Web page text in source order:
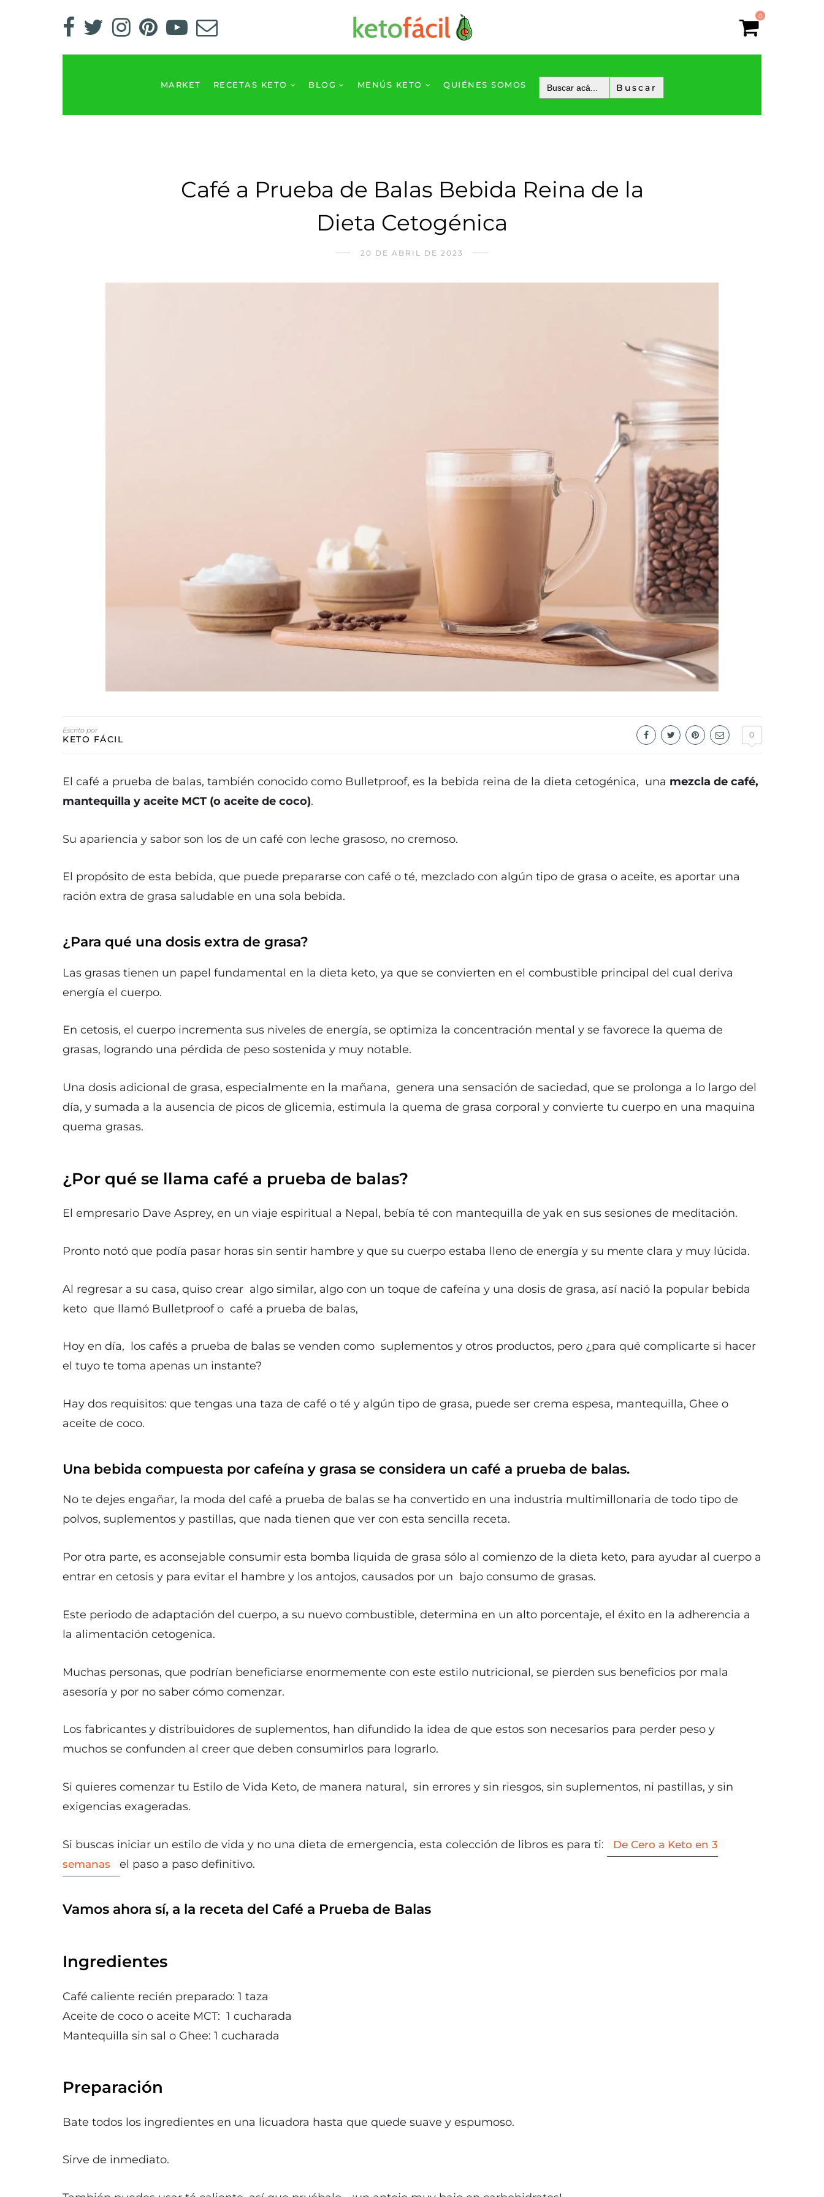
0
MARKET RECETAS KETO BLOG MENÚS KETO QUIÉNES SOMOS
Café a Prueba de Balas Bebida Reina de la
Dieta Cetogénica
20 DE ABRIL DE 2023
Escrito por
KETO FÁCIL 0
El café a prueba de balas, también conocido como Bulletproof, es la bebida reina de la dieta cetogénica, una mezcla de café,
mantequilla y aceite MCT (o aceite de coco).
Su apariencia y sabor son los de un café con leche grasoso, no cremoso.
El propósito de esta bebida, que puede prepararse con café o té, mezclado con algún tipo de grasa o aceite, es aportar una
ración extra de grasa saludable en una sola bebida.
¿Para qué una dosis extra de grasa?
Las grasas tienen un papel fundamental en la dieta keto, ya que se convierten en el combustible principal del cual deriva
energía el cuerpo.
En cetosis, el cuerpo incrementa sus niveles de energía, se optimiza la concentración mental y se favorece la quema de
grasas, logrando una pérdida de peso sostenida y muy notable.
Una dosis adicional de grasa, especialmente en la mañana, genera una sensación de saciedad, que se prolonga a lo largo del
día, y sumada a la ausencia de picos de glicemia, estimula la quema de grasa corporal y convierte tu cuerpo en una maquina
quema grasas.
¿Por qué se llama café a prueba de balas?
El empresario Dave Asprey, en un viaje espiritual a Nepal, bebía té con mantequilla de yak en sus sesiones de meditación.
Pronto notó que podía pasar horas sin sentir hambre y que su cuerpo estaba lleno de energía y su mente clara y muy lúcida.
Al regresar a su casa, quiso crear algo similar, algo con un toque de cafeína y una dosis de grasa, así nació la popular bebida
keto que llamó Bulletproof o café a prueba de balas,
Hoy en día, los cafés a prueba de balas se venden como suplementos y otros productos, pero ¿para qué complicarte si hacer
el tuyo te toma apenas un instante?
Hay dos requisitos: que tengas una taza de café o té y algún tipo de grasa, puede ser crema espesa, mantequilla, Ghee o
aceite de coco.
Una bebida compuesta por cafeína y grasa se considera un café a prueba de balas.
No te dejes engañar, la moda del café a prueba de balas se ha convertido en una industria multimillonaria de todo tipo de
polvos, suplementos y pastillas, que nada tienen que ver con esta sencilla receta.
Por otra parte, es aconsejable consumir esta bomba liquida de grasa sólo al comienzo de la dieta keto, para ayudar al cuerpo a
entrar en cetosis y para evitar el hambre y los antojos, causados por un bajo consumo de grasas.
Este periodo de adaptación del cuerpo, a su nuevo combustible, determina en un alto porcentaje, el éxito en la adherencia a
la alimentación cetogenica.
Muchas personas, que podrían beneficiarse enormemente con este estilo nutricional, se pierden sus beneficios por mala
asesoría y por no saber cómo comenzar.
Los fabricantes y distribuidores de suplementos, han difundido la idea de que estos son necesarios para perder peso y
muchos se confunden al creer que deben consumirlos para lograrlo.
Si quieres comenzar tu Estilo de Vida Keto, de manera natural, sin errores y sin riesgos, sin suplementos, ni pastillas, y sin
exigencias exageradas.
Si buscas iniciar un estilo de vida y no una dieta de emergencia, esta colección de libros es para ti:
De Cero a Keto en 3
semanas
el paso a paso definitivo.
Vamos ahora sí, a la receta del Café a Prueba de Balas
Ingredientes
Café caliente recién preparado: 1 taza
Aceite de coco o aceite MCT: 1 cucharada
Mantequilla sin sal o Ghee: 1 cucharada
Preparación
Bate todos los ingredientes en una licuadora hasta que quede suave y espumoso.
Sirve de inmediato.